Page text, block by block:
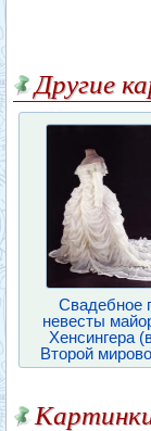
Другие
Свадебное
невесты
Хенсингера
Второй